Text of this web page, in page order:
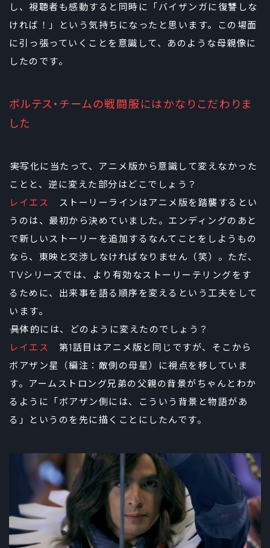
し、視聴者も感動すると同時に「バイザンガに復讐しな
ければ！」という気持ちになったと思います。この場面
に引っ張っていくことを意識して、あのような母親像に
したのです。
ボルテス・チームの戦闘服にはかなりこだわりま
した
――実写化に当たって、アニメ版から意識して変えなかった
ことと、逆に変えた部分はどこでしょう？
レイエス ストーリーラインはアニメ版を踏襲するとい
うのは、最初から決めていました。エンディングのあと
で新しいストーリーを追加するなんてことをしようもの
なら、東映と交渉しなければなりません（笑）。ただ、
TVシリーズでは、より有効なストーリーテリングをす
るために、出来事を語る順序を変えるという工夫をして
います。
――具体的には、どのように変えたのでしょう？
レイエス 第1話目はアニメ版と同じですが、そこから
ボアザン星（編注：敵側の母星）に視点を移していま
す。アームストロング兄弟の父親の背景がちゃんとわか
るように「ボアザン側には、こういう背景と物語があ
る」というのを先に描くことにしたんです。